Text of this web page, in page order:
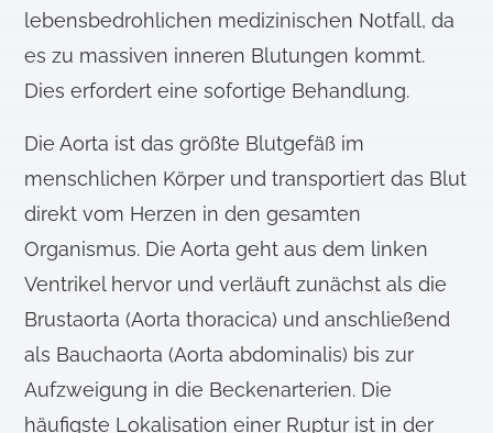
lebensbedrohlichen medizinischen Notfall, da
es zu massiven inneren Blutungen kommt.
Dies erfordert eine sofortige Behandlung.
Die Aorta ist das größte Blutgefäß im
menschlichen Körper und transportiert das Blut
direkt vom Herzen in den gesamten
Organismus. Die Aorta geht aus dem linken
Ventrikel hervor und verläuft zunächst als die
Brustaorta (Aorta thoracica) und anschließend
als Bauchaorta (Aorta abdominalis) bis zur
Aufzweigung in die Beckenarterien. Die
häufigste Lokalisation einer Ruptur ist in der